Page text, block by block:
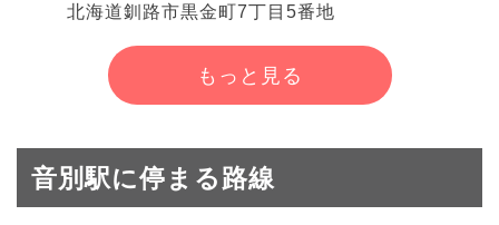
北海道釧路市黒金町7丁目5番地
もっと見る
音別駅に停まる路線